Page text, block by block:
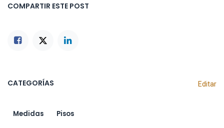
COMPARTIR ESTE POST
CATEGORÍAS Editar
Medidas Pisos